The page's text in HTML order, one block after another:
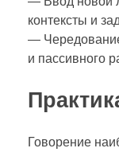
контексты и
— Чередование
и пассивного
Говорение